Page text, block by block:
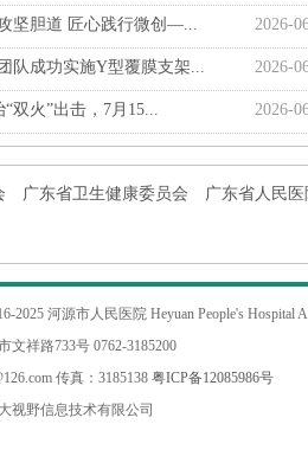
2026-
坚胆道 匠心践行微创—...
2026-
队成功实施Y型覆膜支架...
2026-
双火”出击，7月15...
广东省卫生健康委员会
广东省人民医
2025 河源市人民医院 Heyuan People's Hospital
文祥路733号 0762-3185200
传真：3185138 粤ICP备12085986号
视野信息技术有限公司